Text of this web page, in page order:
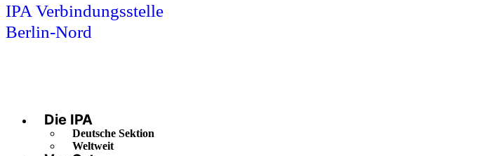
IPA Verbindungsstelle
Berlin-Nord
Die IPA
Deutsche Sektion
Weltweit